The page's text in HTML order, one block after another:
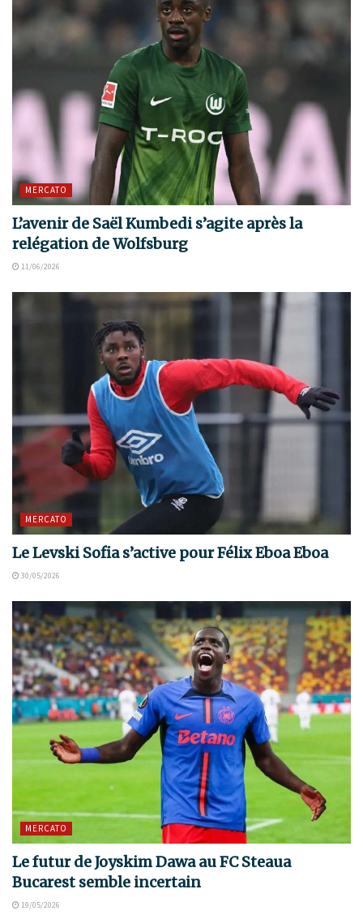
MERCATO
L’avenir de Saël Kumbedi s’agite après la
relégation de Wolfsburg
11/06/2026
MERCATO
Le Levski Sofia s’active pour Félix Eboa Eboa
30/05/2026
MERCATO
Le futur de Joyskim Dawa au FC Steaua
Bucarest semble incertain
19/05/2026